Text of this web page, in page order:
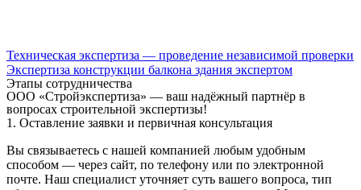
Техническая экспертиза — проведение независимой проверки
Экспертиза конструкции балкона здания экспертом
Этапы сотрудничества
ООО «Стройэкспертиза» — ваш надёжный партнёр в
вопросах строительной экспертизы!
1. Оставление заявки и первичная консультация
Вы связываетесь с нашей компанией любым удобным
способом — через сайт, по телефону или по электронной
почте. Наш специалист уточняет суть вашего вопроса, тип